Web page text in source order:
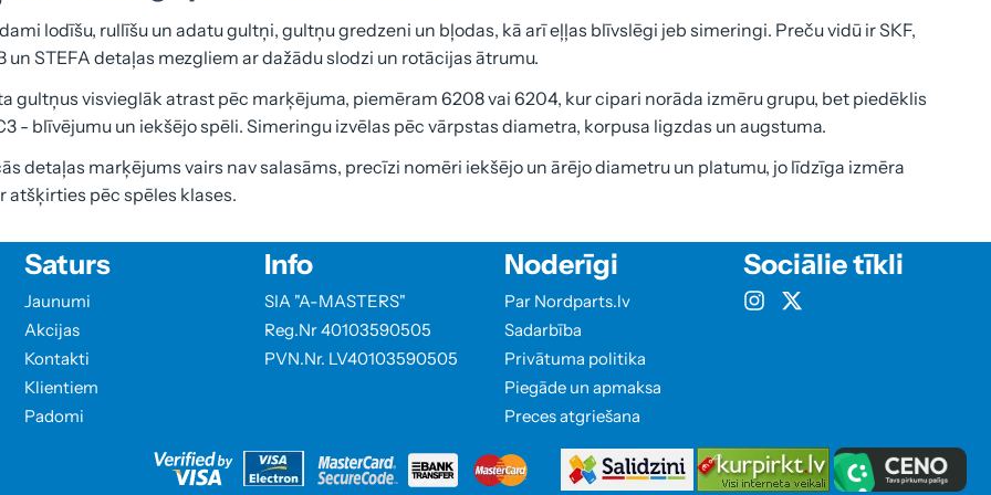
lodīšu, rullīšu un adatu gultņi, gultņu gredzeni un bļodas, kā arī eļļas blīvslēgi jeb simeringi. Preču vidū ir SKF,
un STEFA detaļas mezgliem ar dažādu slodzi un rotācijas ātrumu.
gultņus visvieglāk atrast pēc marķējuma, piemēram 6208 vai 6204, kur cipari norāda izmēru grupu, bet piedēklis
- blīvējumu un iekšējo spēli. Simeringu izvēlas pēc vārpstas diametra, korpusa ligzdas un augstuma.
detaļas marķējums vairs nav salasāms, precīzi nomēri iekšējo un ārējo diametru un platumu, jo līdzīga izmēra
atšķirties pēc spēles klases.
Saturs
Jaunumi
Akcijas
Kontakti
Klientiem
Padomi
Info
SIA "A-MASTERS"
Reg.Nr 40103590505
PVN.Nr. LV40103590505
Noderīgi
Par Nordparts.lv
Sadarbība
Privātuma politika
Piegāde un apmaksa
Preces atgriešana
Sociālie tīkli